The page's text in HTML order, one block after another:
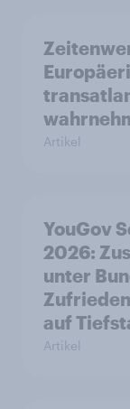
Artikel
YouGov
2026:
unter
auf
Artikel